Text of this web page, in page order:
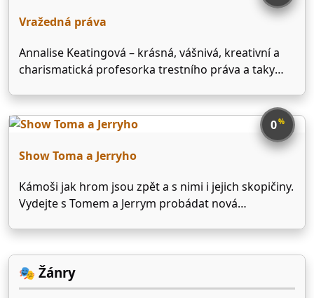
Vražedná práva
Annalise Keatingová – krásná, vášnivá, kreativní a
charismatická profesorka trestního práva a taky
obhájkyně i těch nejhorších zločinců a násilníků. Za
osvobození těch, kteří se dopustili snad všech 0%
Show Toma a Jerryho
Kámoši jak hrom jsou zpět a s nimi i jejich skopičiny.
Vydejte s Tomem a Jerrym probádat nová
laboratoře šíleného vědce.
🎭 Žánry